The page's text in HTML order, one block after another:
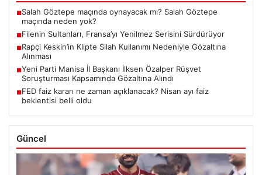
■Salah Göztepe maçında oynayacak mı? Salah Göztepe
maçında neden yok?
■Filenin Sultanları, Fransa’yı Yenilmez Serisini Sürdürüyor
■Rapçi Keskin’in Klipte Silah Kullanımı Nedeniyle Gözaltına
Alınması
■Yeni Parti Manisa İl Başkanı İlksen Özalper Rüşvet
Soruşturması Kapsamında Gözaltına Alındı
■FED faiz kararı ne zaman açıklanacak? Nisan ayı faiz
beklentisi belli oldu
Güncel